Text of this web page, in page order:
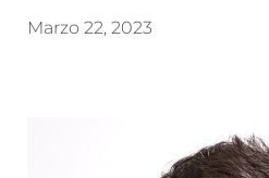
Marzo 22, 2023